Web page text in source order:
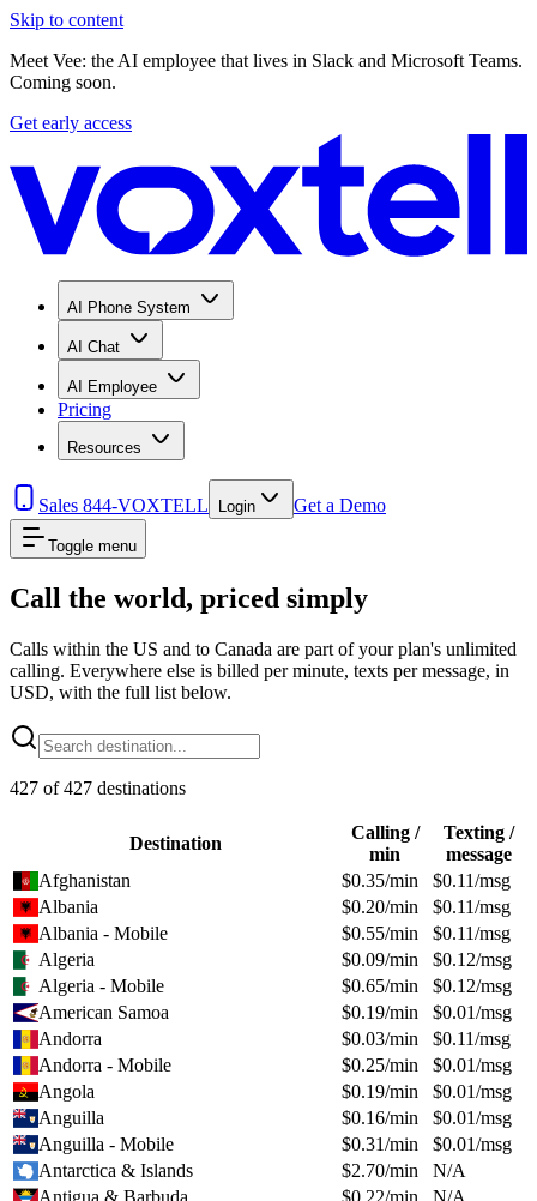
Skip to content
Meet Vee: the AI employee that lives in Slack and Microsoft Teams.
Coming soon.
Get early access
AI Phone System
AI Chat
AI Employee
Pricing
Resources
Sales 844-VOXTELL Login Get a Demo
Toggle menu
Call the world, priced simply
Calls within the US and to Canada are part of your plan's unlimited
calling. Everywhere else is billed per minute, texts per message, in
USD, with the full list below.
427 of427 destinations
Destination
Calling /
min
Texting /
message
Afghanistan
$0.35/min $0.11/msg
Albania
$0.20/min $0.11/msg
Albania - Mobile
$0.55/min $0.11/msg
Algeria
$0.09/min $0.12/msg
Algeria - Mobile
$0.65/min $0.12/msg
American Samoa
$0.19/min $0.01/msg
Andorra
$0.03/min $0.11/msg
Andorra - Mobile
$0.25/min $0.01/msg
Angola
$0.19/min $0.01/msg
Anguilla
$0.16/min $0.01/msg
Anguilla - Mobile
$0.31/min $0.01/msg
Antarctica & Islands
$2.70/min
N/A